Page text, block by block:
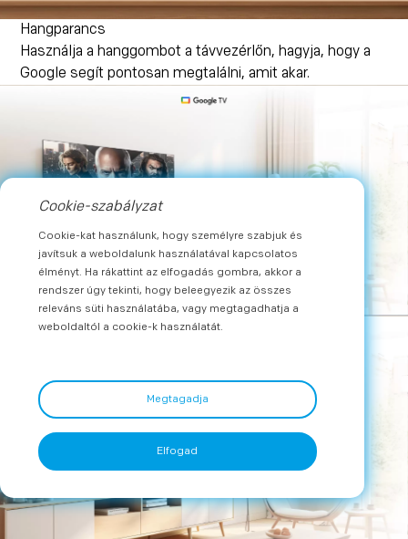
Hangparancs
Használja a hanggombot a távvezérlőn, hagyja, hogy a
Google segít pontosan megtalálni, amit akar.
Cookie-szabályzat
Cookie-kat használunk, hogy személyre szabjuk és
javítsuk a weboldalunk használatával kapcsolatos
élményt. Ha rákattint az elfogadás gombra, akkor a
rendszer úgy tekinti, hogy beleegyezik az összes
releváns süti használatába, vagy megtagadhatja a
weboldaltól a cookie-k használatát.
Megtagadja
Elfogad